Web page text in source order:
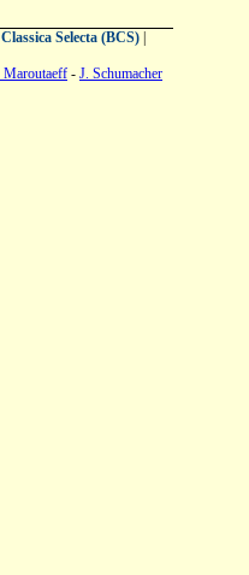
Selecta (BCS)
Maroutaeff - J. Schumacher